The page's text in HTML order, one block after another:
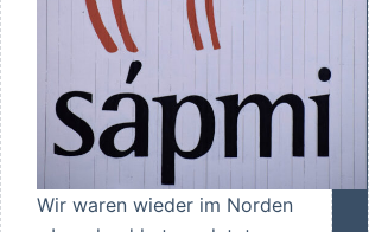
Wir waren wieder im Norden